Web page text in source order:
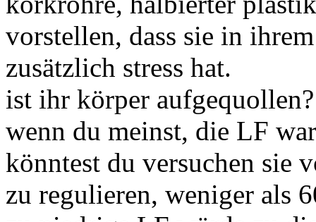
vorstellen, dass sie in
zusätzlich stress hat.
ist ihr körper
wenn du meinst, die LF
könntest du versuchen sie
zu regulieren, weniger als